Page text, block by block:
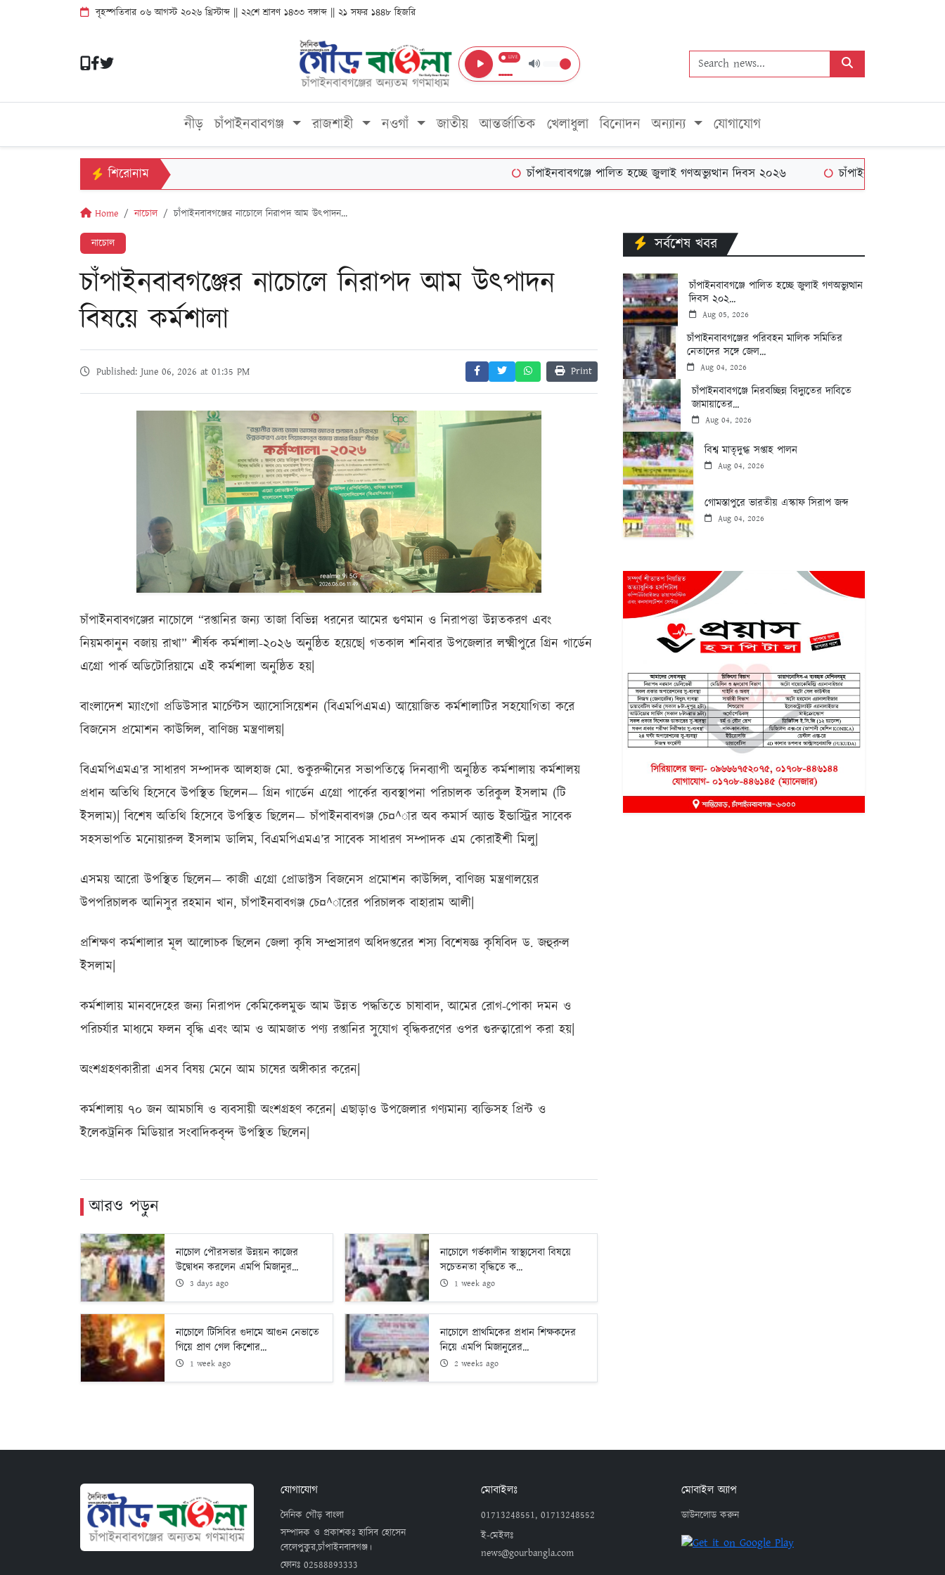
বৃহস্পতিবার ০৬ আগস্ট ২০২৬ খ্রিস্টাব্দ || ২২শে শ্রাবণ ১৪৩৩ বঙ্গাব্দ || ২১ সফর ১৪৪৮ হিজরি
LIVE
নীড় চাঁপাইনবাবগঞ্জ রাজশাহী নওগাঁ জাতীয় আন্তর্জাতিক খেলাধুলা বিনোদন অন্যান্য যোগাযোগ
শিরোনাম চাঁপাইনবাবগঞ্জে পালিত হচ্ছে জুলাই গণঅভ্যুত্থান দিবস ২০২৬ চাঁপাইনবাবগঞ্জের পরিবহন
Home নাচোল চাঁপাইনবাবগঞ্জের নাচোলে নিরাপদ আম উৎপাদন...
নাচোল
চাঁপাইনবাবগঞ্জের নাচোলে নিরাপদ আম উৎপাদন
বিষয়ে কর্মশালা
Published: June 06, 2026 at 01:35 PM Print
চাঁপাইনবাবগঞ্জের নাচোলে “রপ্তানির জন্য তাজা বিভিন্ন ধরনের আমের গুণমান ও নিরাপত্তা উন্নতকরণ এবং
নিয়মকানুন বজায় রাখা” শীর্ষক কর্মশালা-২০২৬ অনুষ্ঠিত হয়েছে| গতকাল শনিবার উপজেলার লক্ষ্মীপুরে গ্রিন গার্ডেন
এগ্রো পার্ক অডিটোরিয়ামে এই কর্মশালা অনুষ্ঠিত হয়|
বাংলাদেশ ম্যাংগো প্রডিউসার মার্চেন্টস অ্যাসোসিয়েশন (বিএমপিএমএ) আয়োজিত কর্মশালাটির সহযোগিতা করে
বিজনেস প্রমোশন কাউন্সিল, বাণিজ্য মন্ত্রণালয়|
বিএমপিএমএ’র সাধারণ সম্পাদক আলহাজ মো. শুকুরুদ্দীনের সভাপতিত্বে দিনব্যাপী অনুষ্ঠিত কর্মশালায় কর্মশালয়
প্রধান অতিথি হিসেবে উপস্থিত ছিলেন— গ্রিন গার্ডেন এগ্রো পার্কের ব্যবস্থাপনা পরিচালক তরিকুল ইসলাম (টি
ইসলাম)| বিশেষ অতিথি হিসেবে উপস্থিত ছিলেন— চাঁপাইনবাবগঞ্জ চে¤^ার অব কমার্স অ্যান্ড ইন্ডাস্ট্রির সাবেক
সহসভাপতি মনোয়ারুল ইসলাম ডালিম, বিএমপিএমএ’র সাবেক সাধারণ সম্পাদক এম কোরাইশী মিলু|
এসময় আরো উপস্থিত ছিলেন— কাজী এগ্রো প্রোডাক্টস বিজনেস প্রমোশন কাউন্সিল, বাণিজ্য মন্ত্রণালয়ের
উপপরিচালক আনিসুর রহমান খান, চাঁপাইনবাবগঞ্জ চে¤^ারের পরিচালক বাহারাম আলী|
প্রশিক্ষণ কর্মশালার মূল আলোচক ছিলেন জেলা কৃষি সম্প্রসারণ অধিদপ্তরের শস্য বিশেষজ্ঞ কৃষিবিদ ড. জহুরুল
ইসলাম|
কর্মশালায় মানবদেহের জন্য নিরাপদ কেমিকেলমুক্ত আম উন্নত পদ্ধতিতে চাষাবাদ, আমের রোগ-পোকা দমন ও
পরিচর্যার মাধ্যমে ফলন বৃদ্ধি এবং আম ও আমজাত পণ্য রপ্তানির সুযোগ বৃদ্ধিকরণের ওপর গুরুত্বারোপ করা হয়|
অংশগ্রহণকারীরা এসব বিষয় মেনে আম চাষের অঙ্গীকার করেন|
কর্মশালায় ৭০ জন আমচাষি ও ব্যবসায়ী অংশগ্রহণ করেন| এছাড়াও উপজেলার গণ্যমান্য ব্যক্তিসহ প্রিন্ট ও
ইলেকট্রনিক মিডিয়ার সংবাদিকবৃন্দ উপস্থিত ছিলেন|
আরও পড়ুন
নাচোল পৌরসভার উন্নয়ন কাজের
উদ্বোধন করলেন এমপি মিজানুর...
3 days ago
নাচোলে গর্ভকালীন স্বাস্থ্যসেবা বিষয়ে
সচেতনতা বৃদ্ধিতে ক...
1 week ago
নাচোলে টিসিবির গুদামে আগুন নেভাতে
গিয়ে প্রাণ গেল কিশোর...
1 week ago
নাচোলে প্রাথমিকের প্রধান শিক্ষকদের
নিয়ে এমপি মিজানুরের...
2 weeks ago
সর্বশেষ খবর
চাঁপাইনবাবগঞ্জে পালিত হচ্ছে জুলাই গণঅভ্যুত্থান
দিবস ২০২...
Aug 05, 2026
চাঁপাইনবাবগঞ্জের পরিবহন মালিক সমিতির
নেতাদের সঙ্গে জেল...
Aug 04, 2026
চাঁপাইনবাবগঞ্জে নিরবচ্ছিন্ন বিদ্যুতের দাবিতে
জামায়াতের...
Aug 04, 2026
বিশ্ব মাতৃদুগ্ধ সপ্তাহ পালন
Aug 04, 2026
গোমস্তাপুরে ভারতীয় এস্কাফ সিরাপ জব্দ
Aug 04, 2026
যোগাযোগ
দৈনিক গৌড় বাংলা
সম্পাদক ও প্রকাশকঃ হাসিব হোসেন
বেলেপুকুর,চাঁপাইনবাবগঞ্জ।
ফোনঃ 02588893333
মোবাইলঃ
01713248551, 01713248552
ই-মেইলঃ
news@gourbangla.com
মোবাইল অ্যাপ
ডাউনলোড করুন